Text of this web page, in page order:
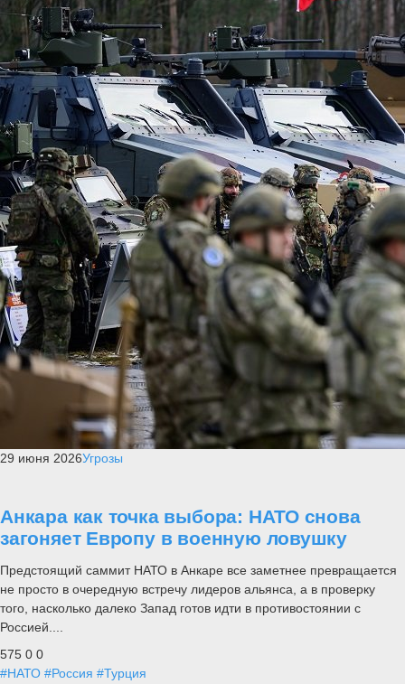
29 июня 2026Угрозы
Анкара как точка выбора: НАТО снова
загоняет Европу в военную ловушку
Предстоящий саммит НАТО в Анкаре все заметнее превращается
не просто в очередную встречу лидеров альянса, а в проверку
того, насколько далеко Запад готов идти в противостоянии с
Россией....
575 0 0
#НАТО #Россия #Турция